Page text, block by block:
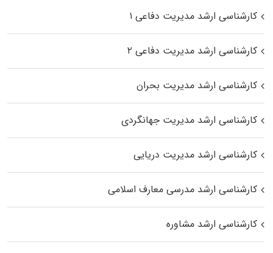
کارشناسی ارشد مدیریت دفاعی ۱
کارشناسی ارشد مدیریت دفاعی ۲
کارشناسی ارشد مدیریت بحران
کارشناسی ارشد مدیریت جهانگردی
کارشناسی ارشد مدیریت دریایی
کارشناسی ارشد مدرسی معارف اسلامی
کارشناسی ارشد مشاوره